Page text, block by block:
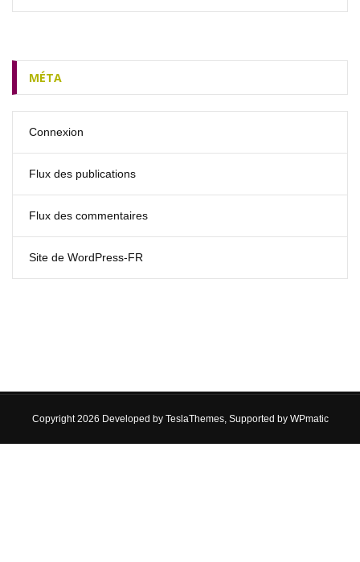
MÉTA
Connexion
Flux des publications
Flux des commentaires
Site de WordPress-FR
Copyright 2026 Developed by TeslaThemes, Supported by WPmatic